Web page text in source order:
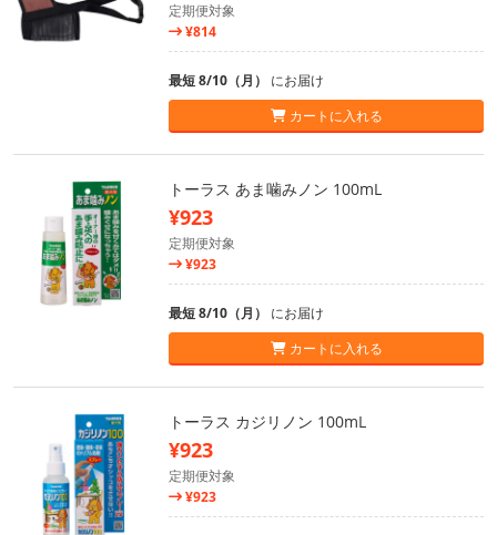
定期便対象
¥814
最短 8/10（月） にお届け
カートに入れる
トーラス あま噛みノン 100mL
¥923
定期便対象
¥923
最短 8/10（月） にお届け
カートに入れる
トーラス カジリノン 100mL
¥923
定期便対象
¥923